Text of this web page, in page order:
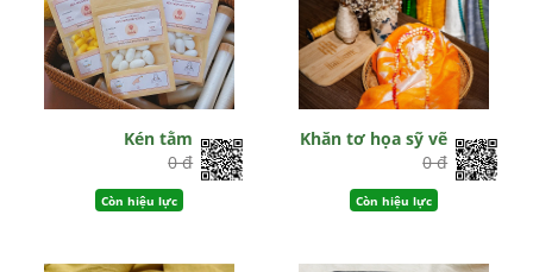
Kén tằm
0 đ
Còn hiệu lực
Khăn tơ họa sỹ vẽ
0 đ
Còn hiệu lực